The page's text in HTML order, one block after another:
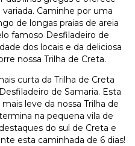
Caminhe por uma
de longas praias de areia
famoso Desfiladeiro de
dos locais e da deliciosa
nossa Trilha de Creta.
curta da Trilha de Creta
de Samaria. Esta
leve da nossa Trilha de
na pequena vila de
do sul de Creta e
esta caminhada de 6 dias!